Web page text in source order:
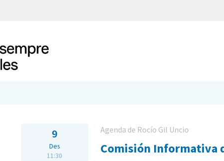
9
Des
11:30
Agenda de Rocío Gil Uncio
Comisión Informativa